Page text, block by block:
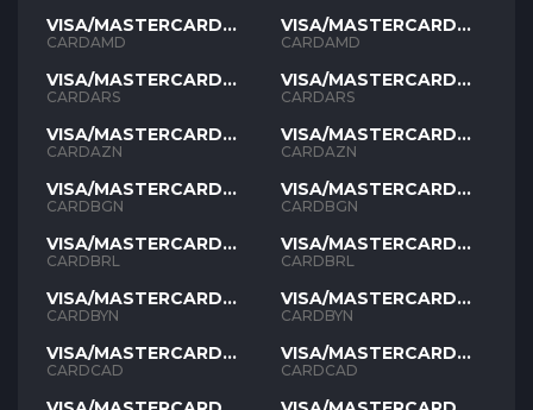
VISA/MASTERCARD
AMD
CARDAMD
VISA/MASTERCARD
ARS
CARDARS
VISA/MASTERCARD
AZN
CARDAZN
VISA/MASTERCARD
BGN
CARDBGN
VISA/MASTERCARD
BRL
CARDBRL
VISA/MASTERCARD
BYN
CARDBYN
VISA/MASTERCARD
CAD
CARDCAD
VISA/MASTERCARD
AMD
CARDAMD
VISA/MASTERCARD
ARS
CARDARS
VISA/MASTERCARD
AZN
CARDAZN
VISA/MASTERCARD
BGN
CARDBGN
VISA/MASTERCARD
BRL
CARDBRL
VISA/MASTERCARD
BYN
CARDBYN
VISA/MASTERCARD
CAD
CARDCAD